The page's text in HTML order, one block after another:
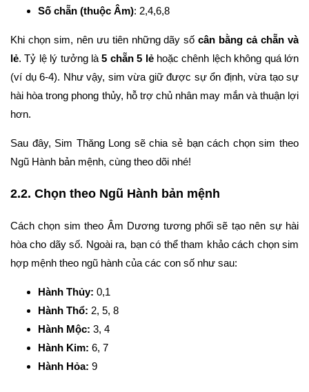
Số chẵn (thuộc Âm): 2,4,6,8
Khi chọn sim, nên ưu tiên những dãy sốcân bằng cả chẵn và
lẻ. Tỷ lệ lý tưởng là5 chẵn 5 lẻhoặc chênh lệch không quá lớn
(ví dụ 6-4). Như vậy, sim vừa giữ được sự ổn định, vừa tạo sự
hài hòa trong phong thủy, hỗ trợ chủ nhân may mắn và thuận lợi
hơn.
Sau đây, Sim Thăng Long sẽ chia sẻ bạn cách chọn sim theo
Ngũ Hành bản mệnh, cùng theo dõi nhé!
2.2. Chọn theo Ngũ Hành bản mệnh
Cách chọn sim theo Âm Dương tương phối sẽ tạo nên sự hài
hòa cho dãy số. Ngoài ra, bạn có thể tham khảo cách chọn sim
hợp mệnh theo ngũ hành của các con số như sau:
Hành Thủy: 0,1
Hành Thổ: 2, 5, 8
Hành Mộc: 3, 4
Hành Kim: 6, 7
Hành Hỏa: 9